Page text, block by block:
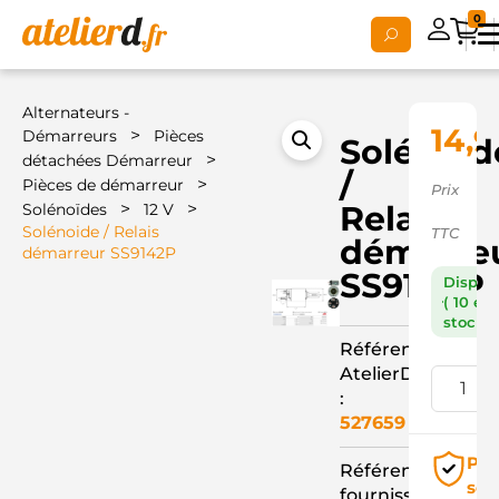
0
Alternateurs -
Démarreurs
>
Pièces
détachées Démarreur
>
Pièces de démarreur >
Solénoïdes > 12 V >
Solénoide / Relais
démarreur SS9142P
/
Relais
SS9142P
Référence
AtelierD
:
527659
Référence
Prix
TTC
( 10 en
stock )